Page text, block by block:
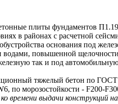
плиты фундаментов
в районах с расчетной
основания под
водами, повышенной
так и под
тяжелый бетон по ГОСТ
по морозостойкости - F200-
времени выдачи конструкций